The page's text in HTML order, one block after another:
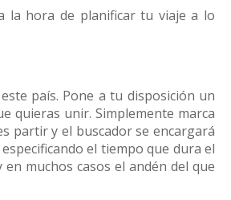
la hora de planificar tu viaje a lo
país. Pone a tu disposición un
quieras unir. Simplemente marca
partir y el buscador se encargará
el tiempo que dura el
muchos casos el andén del que